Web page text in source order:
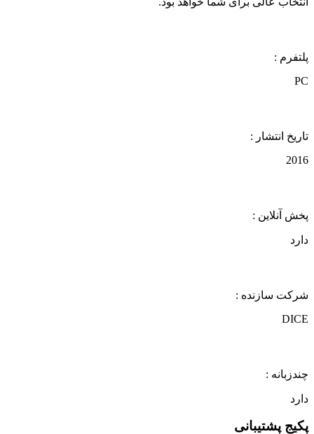
پلتفرم :
PC
تاریخ انتشار :
2016
پخش آنلاین :
دارد
شرکت سازنده :
DICE
چندزبانه :
دارد
پکیج پشتیبانی